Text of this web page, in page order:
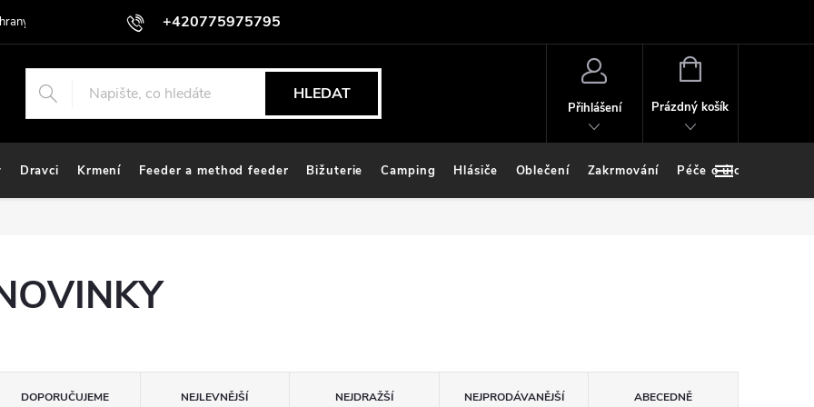
+420775975795
osobních údajů
HLEDAT
Přihlášení
NÁKUPNÍ
Prázdný košík
Dravci Krmení Feeder a method feeder Bižuterie Camping Hlásiče Oblečení Zakrmování Péče o úlovek
DOPORUČUJEME NEJLEVNĚJŠÍ NEJDRAŽŠÍ NEJPRODÁVANĚJŠÍ ABECEDNĚ